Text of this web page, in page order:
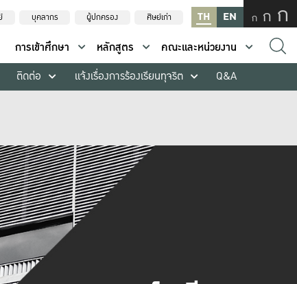
บุคลากร ผู้ปกครอง ศิษย์เก่า TH EN ก ก ก
การเข้าศึกษา หลักสูตร
คณะและหน่วยงาน
ติดต่อ แจ้งเรื่องการร้องเรียนทุจริต Q&A